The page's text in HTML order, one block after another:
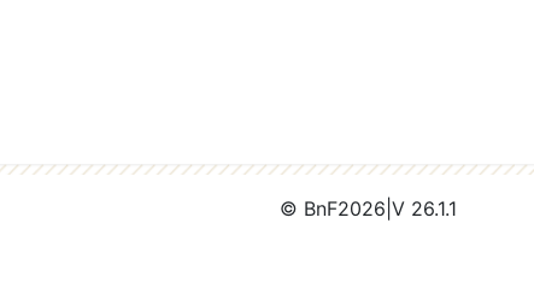
© BnF2026 V 26.1.1